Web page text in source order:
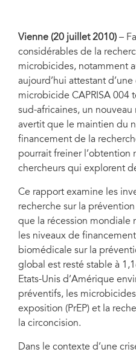
Vienne (20 juillet 2010) –
considérables de la
microbicides, notamment
aujourd’hui attestant
microbicide CAPRISA 004
sud-africaines, un
avertit que le maintien du
financement de la
pourrait freiner l’obtention
chercheurs qui explorent
Ce rapport examine les
recherche sur la
que la récession mondiale
les niveaux de
biomédicale sur la
global est resté stable à
Etats-Unis d’Amérique
préventifs, les
exposition (PrEP) et la
la circoncision.
Dans le contexte d’une